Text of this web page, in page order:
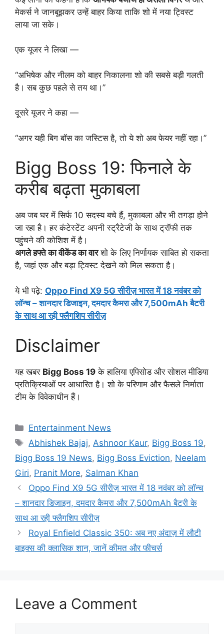
मेकर्स ने जानबूझकर उन्हें बाहर किया ताकि शो में नया ट्विस्ट
लाया जा सके।
एक यूजर ने लिखा —
“अभिषेक और नीलम को बाहर निकालना शो की सबसे बड़ी गलती
है। सब कुछ पहले से तय था।”
दूसरे यूजर ने कहा —
“अगर यही बिग बॉस का जस्टिस है, तो ये शो अब फेयर नहीं रहा।”
Bigg Boss 19: फिनाले के
करीब बढ़ता मुकाबला
अब जब घर में सिर्फ 10 सदस्य बचे हैं, मुकाबला और भी तगड़ा होने
जा रहा है। हर कंटेस्टेंट अपनी स्ट्रैटेजी के साथ ट्रॉफी तक
पहुंचने की कोशिश में है।
अगले हफ्ते का वीकेंड का वारशो के लिए निर्णायक साबित हो सकता
है, जहां एक और बड़ा ट्विस्ट देखने को मिल सकता है।
ये भी पढ़े: Oppo Find X9 5G सीरीज़ भारत में 18 नवंबर को
लॉन्च – शानदार डिजाइन, दमदार कैमरा और 7,500mAh बैटरी
के साथ आ रही फ्लैगशिप सीरीज़
Disclaimer
यह खबर Bigg Boss 19 के हालिया एपिसोड और सोशल मीडिया
प्रतिक्रियाओं पर आधारित है। शो के परिणाम और फैसले निर्माता
टीम के विवेकाधीन हैं।
Categories
Entertainment News
Tags
Abhishek Bajaj,Ashnoor Kaur, Bigg Boss 19,
Bigg Boss 19 News, Bigg Boss Eviction, Neelam
Giri, Pranit More, Salman Khan
Oppo Find X9 5G सीरीज़ भारत में 18 नवंबर को लॉन्च
– शानदार डिजाइन, दमदार कैमरा और 7,500mAh बैटरी के
साथ आ रही फ्लैगशिप सीरीज़
Royal Enfield Classic 350: अब नए अंदाज़ में लौटी
बाइक्स की क्लासिक शान, जानें कीमत और फीचर्स
Leave a Comment